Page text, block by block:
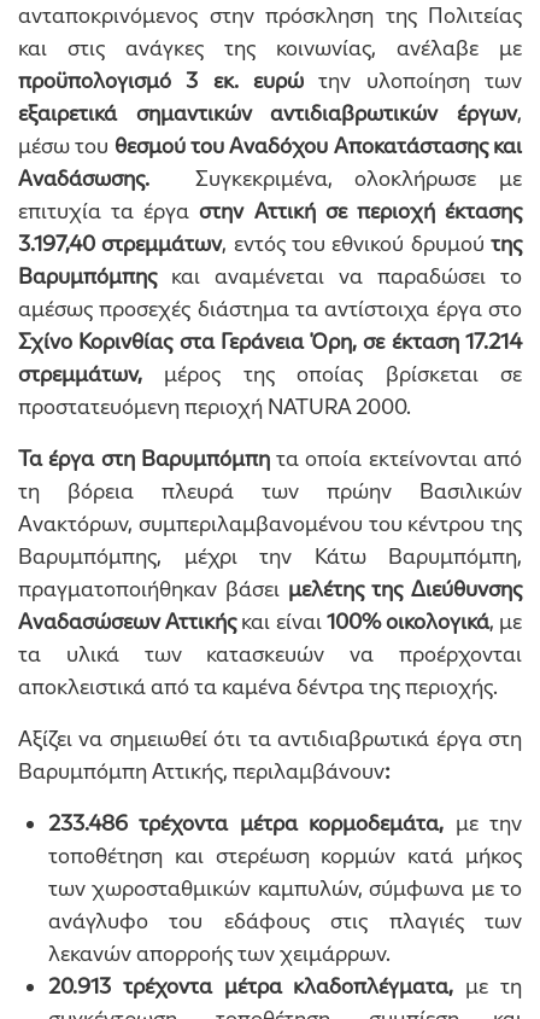
ανταποκρινόμενος στην πρόσκληση της Πολιτείας
και στις ανάγκες της κοινωνίας, ανέλαβε με
προϋπολογισμό 3 εκ. ευρώ την υλοποίηση των
εξαιρετικά σημαντικών αντιδιαβρωτικών έργων,
μέσω του θεσμού του Αναδόχου Αποκατάστασης και
Αναδάσωσης. Συγκεκριμένα, ολοκλήρωσε με
επιτυχία τα έργαστην Αττική σε περιοχή έκτασης
3.197,40 στρεμμάτων, εντός του εθνικού δρυμού της
Βαρυμπόμπηςκαι αναμένεται να παραδώσει το
αμέσως προσεχές διάστημα τα αντίστοιχα έργα στο
Σχίνο Κορινθίας στα Γεράνεια Όρη, σε έκταση 17.214
στρεμμάτων, μέρος της οποίας βρίσκεται σε
προστατευόμενη περιοχή NATURA 2000.
Τα έργα στη Βαρυμπόμπητα οποία εκτείνονται από
τη βόρεια πλευρά των πρώην Βασιλικών
Ανακτόρων, συμπεριλαμβανομένου του κέντρου της
Βαρυμπόμπης, μέχρι την Κάτω Βαρυμπόμπη,
πραγματοποιήθηκαν βάσει μελέτης της Διεύθυνσης
Αναδασώσεων Αττικήςκαι είναι100% οικολογικά, με
τα υλικά των κατασκευών να προέρχονται
αποκλειστικά από τα καμένα δέντρα της περιοχής.
Αξίζει να σημειωθεί ότι τα αντιδιαβρωτικά έργα στη
Βαρυμπόμπη Αττικής, περιλαμβάνουν:
233.486 τρέχοντα μέτρα κορμοδεμάτα, με την
τοποθέτηση και στερέωση κορμών κατά μήκος
των χωροσταθμικών καμπυλών, σύμφωνα με το
ανάγλυφο του εδάφους στις πλαγιές των
λεκανών απορροής των χειμάρρων.
20.913 τρέχοντα μέτρα κλαδοπλέγματα, με τη